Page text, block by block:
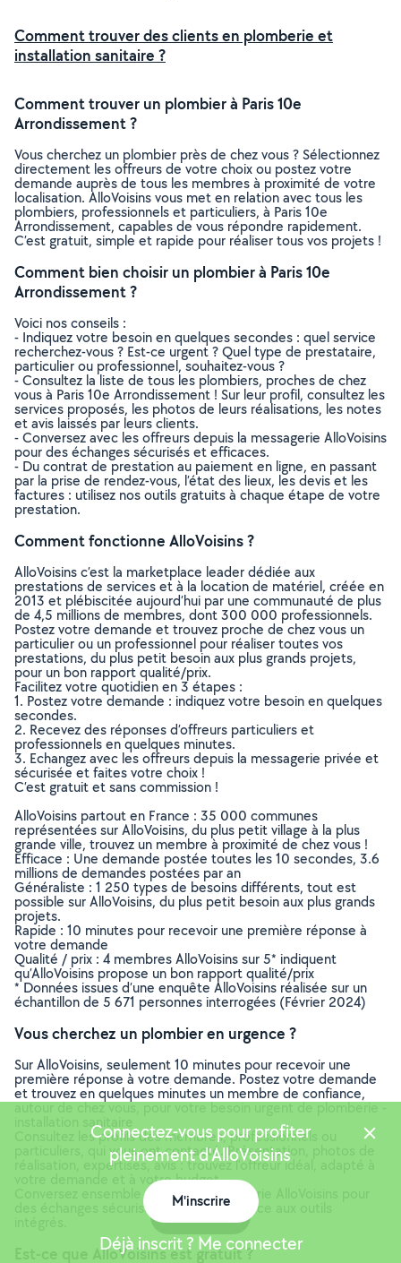
Comment trouver des clients en plomberie et
installation sanitaire ?
Comment trouver un plombier à Paris 10e
Arrondissement ?
Vous cherchez un plombier près de chez vous ? Sélectionnez
directement les offreurs de votre choix ou postez votre
demande auprès de tous les membres à proximité de votre
localisation. AlloVoisins vous met en relation avec tous les
plombiers, professionnels et particuliers, à Paris 10e
Arrondissement, capables de vous répondre rapidement.
C’est gratuit, simple et rapide pour réaliser tous vos projets !
Comment bien choisir un plombier à Paris 10e
Arrondissement ?
Voici nos conseils :
- Indiquez votre besoin en quelques secondes : quel service
recherchez-vous ? Est-ce urgent ? Quel type de prestataire,
particulier ou professionnel, souhaitez-vous ?
- Consultez la liste de tous les plombiers, proches de chez
vous à Paris 10e Arrondissement ! Sur leur profil, consultez les
services proposés, les photos de leurs réalisations, les notes
et avis laissés par leurs clients.
- Conversez avec les offreurs depuis la messagerie AlloVoisins
pour des échanges sécurisés et efficaces.
- Du contrat de prestation au paiement en ligne, en passant
par la prise de rendez-vous, l’état des lieux, les devis et les
factures : utilisez nos outils gratuits à chaque étape de votre
prestation.
Comment fonctionne AlloVoisins ?
AlloVoisins c’est la marketplace leader dédiée aux
prestations de services et à la location de matériel, créée en
2013 et plébiscitée aujourd’hui par une communauté de plus
de 4,5 millions de membres, dont 300 000 professionnels.
Postez votre demande et trouvez proche de chez vous un
particulier ou un professionnel pour réaliser toutes vos
prestations, du plus petit besoin aux plus grands projets,
pour un bon rapport qualité/prix.
Facilitez votre quotidien en 3 étapes :
1. Postez votre demande : indiquez votre besoin en quelques
secondes.
2. Recevez des réponses d’offreurs particuliers et
professionnels en quelques minutes.
3. Echangez avec les offreurs depuis la messagerie privée et
sécurisée et faites votre choix !
C’est gratuit et sans commission !
AlloVoisins partout en France : 35 000 communes
représentées sur AlloVoisins, du plus petit village à la plus
grande ville, trouvez un membre à proximité de chez vous !
Efficace : Une demande postée toutes les 10 secondes, 3.6
millions de demandes postées par an
Généraliste : 1 250 types de besoins différents, tout est
possible sur AlloVoisins, du plus petit besoin aux plus grands
projets.
Rapide : 10 minutes pour recevoir une première réponse à
votre demande
Qualité / prix : 4 membres AlloVoisins sur 5* indiquent
qu’AlloVoisins propose un bon rapport qualité/prix
* Données issues d’une enquête AlloVoisins réalisée sur un
échantillon de 5 671 personnes interrogées (Février 2024)
Vous cherchez un plombier en urgence ?
Sur AlloVoisins, seulement 10 minutes pour recevoir une
première réponse à votre demande. Postez votre demande
et trouvez en quelques minutes un membre de confiance,
autour de chez vous, pour votre besoin urgent de plomberie -
installation sanitaire
Consultez les profils des membres, professionnels ou
particuliers, qui vous ont contacté. Présentation, photos de
réalisation, expertises, avis : trouvez l'offreur idéal, adapté à
votre demande et à votre budget.
Conversez ensemble depuis la messagerie AlloVoisins pour
des échanges sécurisés et efficaces grâce aux outils
Est-ce que AlloVoisins est gratuit ?
Connectez-vous pour profiter
pleinement d'AlloVoisins
M'inscrire
Déjà inscrit ? Me connecter